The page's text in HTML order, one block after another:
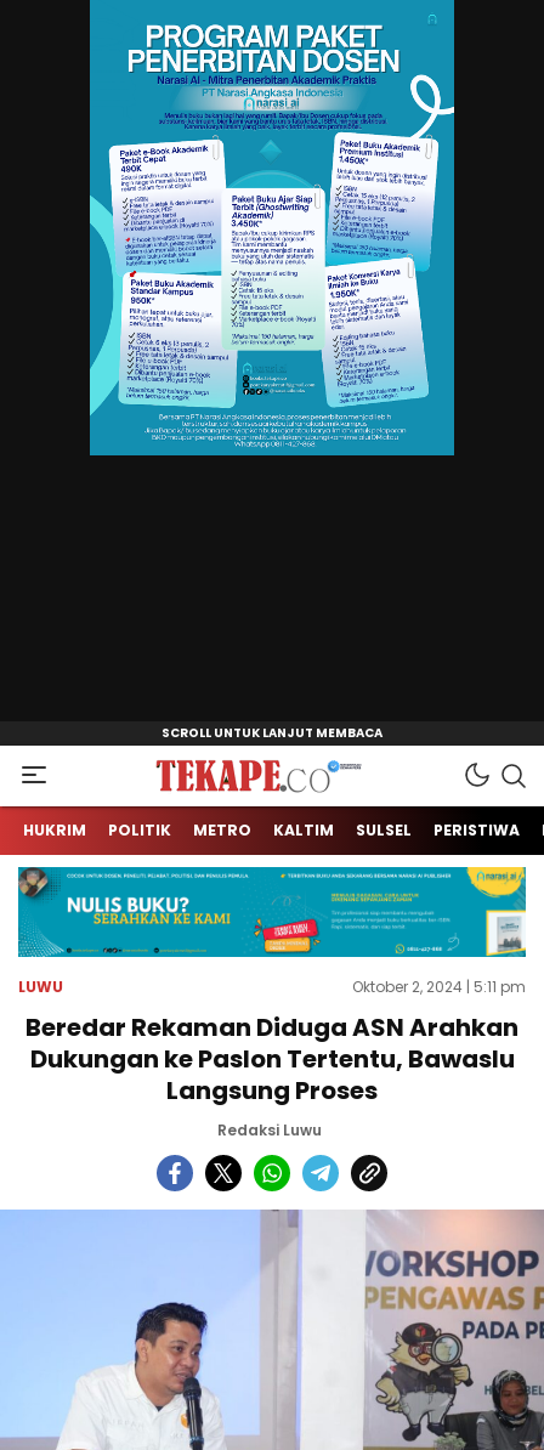
Tekape.co
Jendela Informasi Kita
HUKRIM POLITIK METRO KALTIM SULSEL PERISTIWA
LUWU Oktober 2, 2024 | 5:11 pm
Beredar Rekaman Diduga ASN Arahkan
Dukungan ke Paslon Tertentu, Bawaslu
Langsung Proses
Redaksi Luwu